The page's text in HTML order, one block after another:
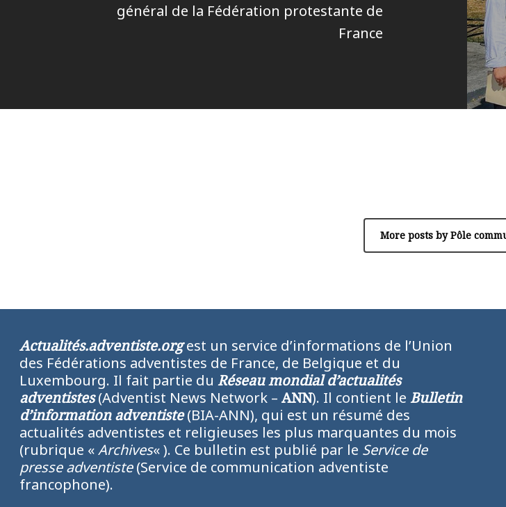
général de la Fédération protestante de
France
More posts by Pôle
Actualités.adventiste.orgest un service d’informations de l’Union
des Fédérations adventistes de France, de Belgique et du
Luxembourg. Il fait partie du Réseau mondial d’actualités
adventistes(Adventist News Network – ANN). Il contient le Bulletin
d’information adventiste(BIA-ANN), qui est un résumé des
actualités adventistes et religieuses les plus marquantes du mois
(rubrique «Archives« ). Ce bulletin est publié par le Service de
presse adventiste(Service de communication adventiste
francophone).